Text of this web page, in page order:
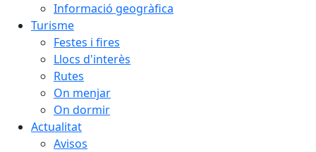
Informació geogràfica
Turisme
Festes i fires
Llocs d'interès
Rutes
On menjar
On dormir
Actualitat
Avisos